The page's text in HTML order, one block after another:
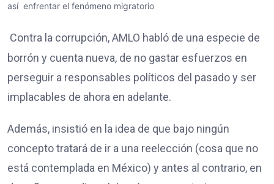
así enfrentar el fenómeno migratorio
Contra la corrupción, AMLO habló de una especie de
borrón y cuenta nueva, de no gastar esfuerzos en
perseguir a responsables políticos del pasado y ser
implacables de ahora en adelante.
Además, insistió en la idea de que bajo ningún
concepto tratará de ir a una reelección (cosa que no
está contemplada en México) y antes al contrario, en